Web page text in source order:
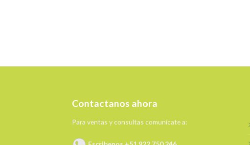
Contactanos ahora
Para ventas y consultas comunícate a: